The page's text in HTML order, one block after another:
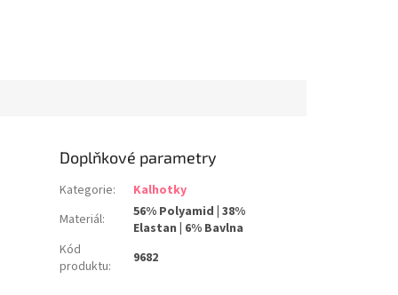
Doplňkové parametry
Kategorie:
Kalhotky
Materiál:
56% Polyamid | 38%
Elastan | 6% Bavlna
Kód
produktu: 9682